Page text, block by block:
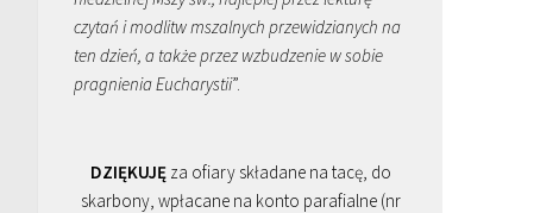
czytań i modlitw mszalnych przewidzianych na
ten dzień, a także przez wzbudzenie w sobie
pragnienia Eucharystii”.
DZIĘKUJĘza ofiary składane na tacę, do
skarbony, wpłacane na konto parafialne (nr